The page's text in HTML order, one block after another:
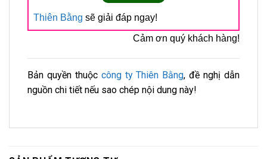
Thiên Bằng sẽ giải đáp ngay!
Cảm ơn quý khách hàng!
Bản quyền thuộc công ty Thiên Bằng, đề nghị dẫn
nguồn chi tiết nếu sao chép nội dung này!